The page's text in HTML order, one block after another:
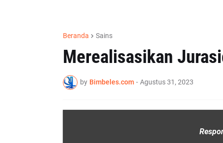
Beranda Sains
Merealisasikan
by Bimbeles.com - Agustus 31, 2023